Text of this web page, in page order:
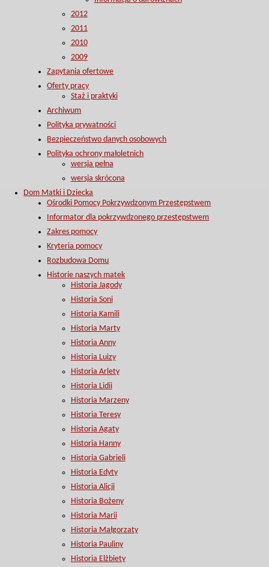
2012
2011
2010
2009
Zapytania ofertowe
Oferty pracy
Staż i praktyki
Archiwum
Polityka prywatności
Bezpieczeństwo danych osobowych
Polityka ochrony małoletnich
wersja pełna
wersja skrócona
Dom Matki i Dziecka
Ośrodki Pomocy Pokrzywdzonym Przestępstwem
Informator dla pokrzywdzonego przestępstwem
Zakres pomocy
Kryteria pomocy
Rozbudowa Domu
Historie naszych matek
Historia Jagody
Historia Soni
Historia Kamili
Historia Marty
Historia Anny
Historia Luizy
Historia Arlety
Historia Lidii
Historia Marzeny
Historia Teresy
Historia Agaty
Historia Hanny
Historia Gabrieli
Historia Edyty
Historia Alicji
Historia Bożeny
Historia Marii
Historia Małgorzaty
Historia Pauliny
Historia Elżbiety